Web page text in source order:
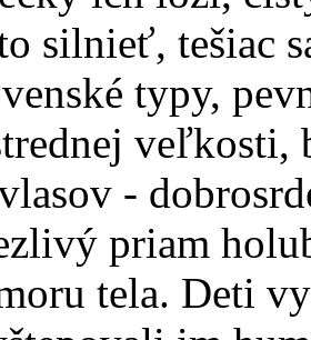
silnieť, tešiac
typy,
-
priam
tela. Deti